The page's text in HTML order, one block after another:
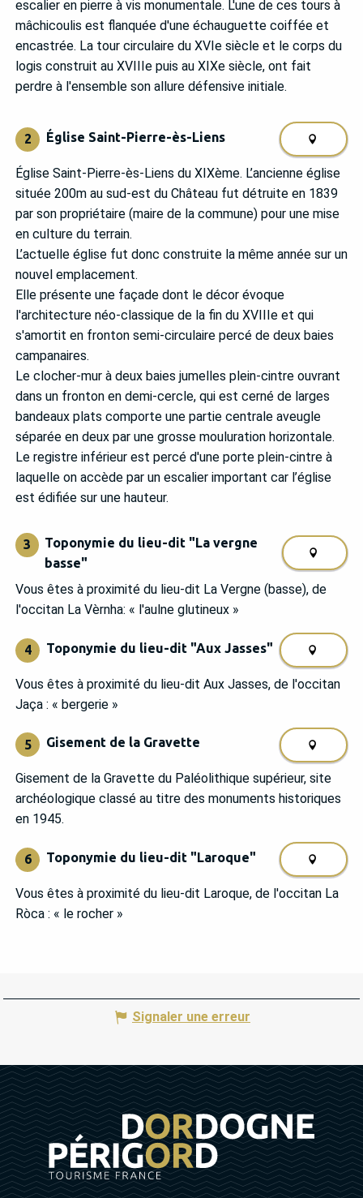
escalier en pierre à vis monumentale. L'une de ces tours à
mâchicoulis est flanquée d'une échauguette coiffée et
encastrée. La tour circulaire du XVIe siècle et le corps du
logis construit au XVIIIe puis au XIXe siècle, ont fait
perdre à l'ensemble son allure défensive initiale.
2 Église Saint-Pierre-ès-Liens
Église Saint-Pierre-ès-Liens du XIXème. L’ancienne église
située 200m au sud-est du Château fut détruite en 1839
par son propriétaire (maire de la commune) pour une mise
en culture du terrain.
L’actuelle église fut donc construite la même année sur un
nouvel emplacement.
Elle présente une façade dont le décor évoque
l'architecture néo-classique de la fin du XVIIIe et qui
s'amortit en fronton semi-circulaire percé de deux baies
campanaires.
Le clocher-mur à deux baies jumelles plein-cintre ouvrant
dans un fronton en demi-cercle, qui est cerné de larges
bandeaux plats comporte une partie centrale aveugle
séparée en deux par une grosse mouluration horizontale.
Le registre inférieur est percé d'une porte plein-cintre à
laquelle on accède par un escalier important car l’église
est édifiée sur une hauteur.
3
Toponymie du lieu-dit "La vergne
basse"
Vous êtes à proximité du lieu-dit La Vergne (basse), de
l'occitan La Vèrnha: « l'aulne glutineux »
4 Toponymie du lieu-dit "Aux Jasses"
Vous êtes à proximité du lieu-dit Aux Jasses, de l'occitan
Jaça : « bergerie »
5 Gisement de la Gravette
Gisement de la Gravette du Paléolithique supérieur, site
archéologique classé au titre des monuments historiques
en 1945.
6 Toponymie du lieu-dit "Laroque"
Vous êtes à proximité du lieu-dit Laroque, de l'occitan La
Ròca : « le rocher »
Signaler une erreur